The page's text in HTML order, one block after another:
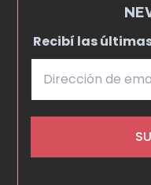
Recibí las